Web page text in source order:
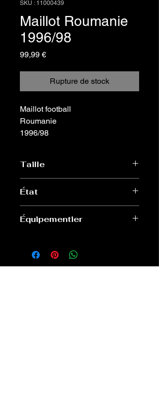
SKU : 11000439
Maillot Roumanie
1996/98
99,99 €Prix
Rupture de stock
Maillot football
Roumanie
1996/98
Taille
État
Équipementier